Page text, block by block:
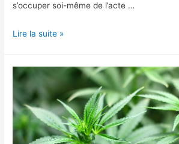
s’occuper soi-même de l’acte …
Achat
Lausanne
Lire la suite »